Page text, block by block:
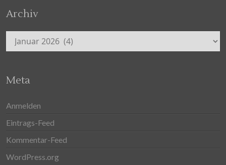
Archiv
Archiv
Meta
Anmelden
Eintrags-Feed
Kommentar-Feed
WordPress.org